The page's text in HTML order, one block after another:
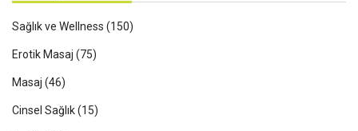
Sağlık ve Wellness (150)
Erotik Masaj (75)
Masaj (46)
Cinsel Sağlık(15)